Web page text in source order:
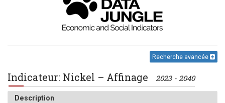
Recherche avancée
Indicateur: Nickel – Affinage 2023 - 2040
Description